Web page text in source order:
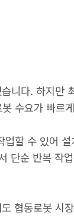
니다. 하지만
수요가 빠르
할 수 있어
단순 반복 작
협동로봇 시